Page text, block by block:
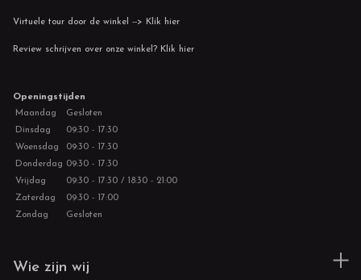
Virtuele tour door de winkel --> Klik hier
Review schrijven over onze winkel? Klik hier
Openingstijden
Maandag
Gesloten
Dinsdag
09:30 - 17:30
Woensdag
09:30 - 17:30
Donderdag 09:30 - 17:30
Vrijdag
09:30 - 17:30 / 18:30 - 21:00
Zaterdag
09:30 - 17:00
Zondag
Gesloten
Wie zijn wij